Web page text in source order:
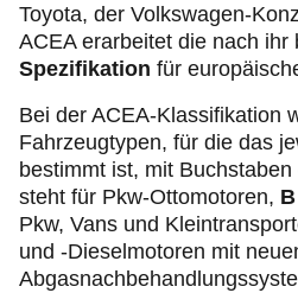
Toyota, der Volkswagen-
ACEA erarbeitet die nach ihr
Spezifikation für
Bei der ACEA-Klassifikation
Fahrzeugtypen, für die das
bestimmt ist, mit
steht für Pkw-Ottomotoren, B
Pkw, Vans und
und -Dieselmotoren mit